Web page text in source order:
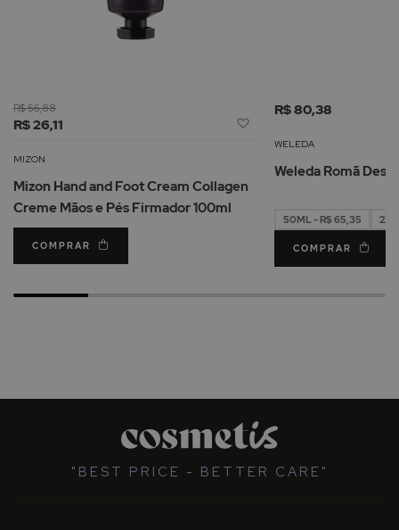
R$ 26,11
R$ 56,88
MIZON
Mizon Hand and Foot Cream Collagen
Creme Mãos e Pés Firmador 100ml
COMPRAR
R$ 80,38
WELEDA
Weleda Romã
50ML - R$ 65,35
COMPRAR
"BEST PRICE - BETTER CARE"